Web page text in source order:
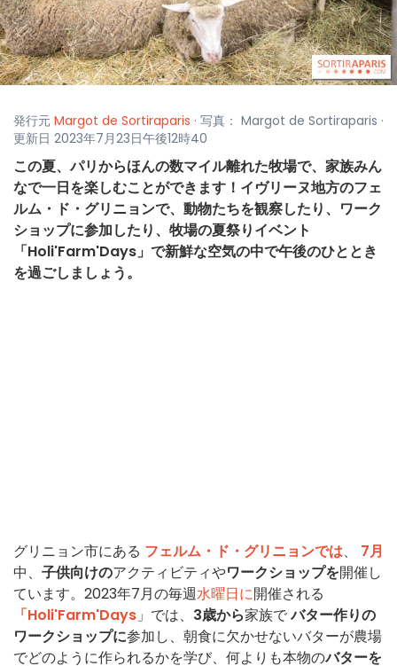
発行元 Margot de Sortiraparis · 写真： Margot de Sortiraparis ·
更新日 2023年7月23日午後12時40
この夏、パリからほんの数マイル離れた牧場で、家族みん
なで一日を楽しむことができます！イヴリーヌ地方のフェ
ルム・ド・グリニョンで、動物たちを観察したり、ワーク
ショップに参加したり、牧場の夏祭りイベント
「Holi'Farm'Days」で新鮮な空気の中で午後のひととき
を過ごしましょう。
グリニョン市にある フェルム・ド・グリニョンでは、
7月
中、 子供向けのアクティビティやワークショップを開催し
ています。2023年7月の毎週水曜日に開催される
「Holi'Farm'Days 」では、 3歳から家族でバター作りの
ワークショップに参加し、朝食に欠かせないバターが農場
でどのように作られるかを学び、何よりも本物のバターを